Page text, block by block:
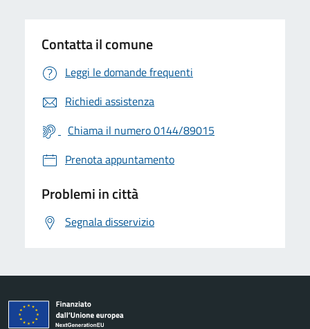
Contatta il comune
Leggi le domande frequenti
Richiedi assistenza
Chiama il numero 0144/89015
Prenota appuntamento
Problemi in città
Segnala disservizio